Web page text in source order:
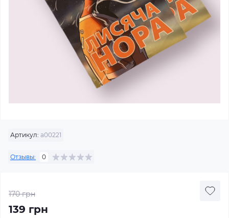
Артикул: а00221
Отзывы: 0
170 грн
139 грн